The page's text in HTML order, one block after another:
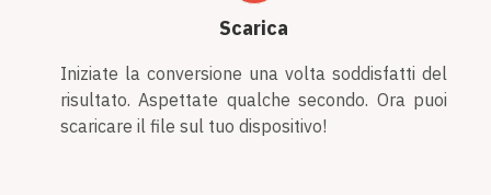
Scarica
Iniziate la conversione una volta soddisfatti del
risultato. Aspettate qualche secondo. Ora puoi
scaricare il file sul tuo dispositivo!